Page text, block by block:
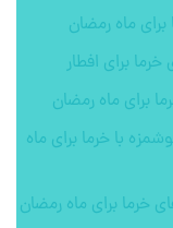
برای افطار
برای ماه رمضان
با خرما برای ماه
خرما برای ماه رمضان